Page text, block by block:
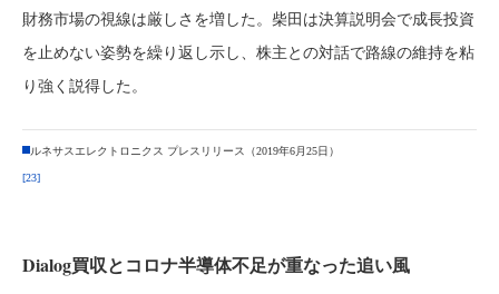
財務市場の視線は厳しさを増した。柴田は決算説明会で成長投資
を止めない姿勢を繰り返し示し、株主との対話で路線の維持を粘
り強く説得した。
ルネサスエレクトロニクス プレスリリース（2019年6月25日）
[23]
Dialog買収とコロナ半導体不足が重なった追い風